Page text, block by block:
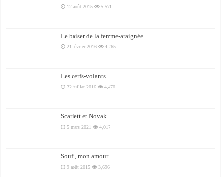
12 août 2015 5,571
Le baiser de la femme-araignée
21 février 2016 4,765
Les cerfs-volants
22 juillet 2016 4,470
Scarlett et Novak
5 mars 2021 4,017
Soufi, mon amour
9 août 2015 3,696